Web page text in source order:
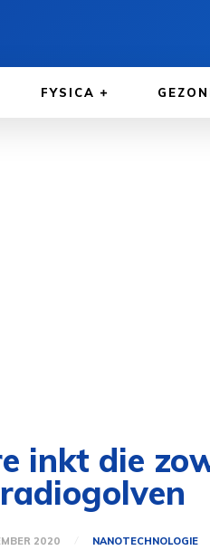
FYSICA
inkt die
2020 NANOTECHNOLOGIE